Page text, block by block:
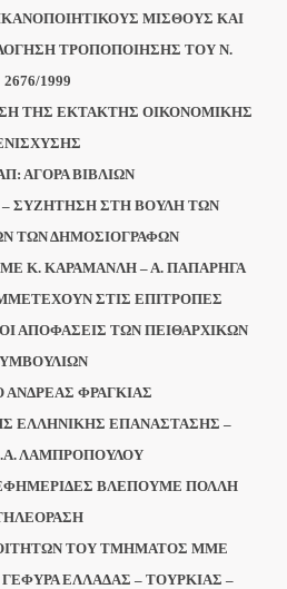
ΜΙΣΘΟΥΣ ΚΑΙ
ΤΡΟΠΟΠΟΙΗΣΗΣ ΤΟΥ Ν.
2676/1999
ΤΗΣ ΕΚΤΑΚΤΗΣ ΟΙΚΟΝΟΜΙΚΗΣ
ΑΓΟΡΑ ΒΙΒΛΙΩΝ
– ΣΥΖΗΤΗΣΗ ΣΤΗ ΒΟΥΛΗ ΤΩΝ
ΤΩΝ ΔΗΜΟΣΙΟΓΡΑΦΩΝ
Κ. ΚΑΡΑΜΑΝΛΗ – Α. ΠΑΠΑΡΗΓΑ
ΣΤΙΣ ΕΠΙΤΡΟΠΕΣ
ΑΠΟΦΑΣΕΙΣ ΤΩΝ ΠΕΙΘΑΡΧΙΚΩΝ
ΑΝΔΡΕΑΣ ΦΡΑΓΚΙΑΣ
ΕΛΛΗΝΙΚΗΣ ΕΠΑΝΑΣΤΑΣΗΣ –
ΛΑΜΠΡΟΠΟΥΛΟΥ
ΒΛΕΠΟΥΜΕ ΠΟΛΛΗ
ΤΟΥ ΤΜΗΜΑΤΟΣ ΜΜΕ
ΕΛΛΑΔΑΣ – ΤΟΥΡΚΙΑΣ –